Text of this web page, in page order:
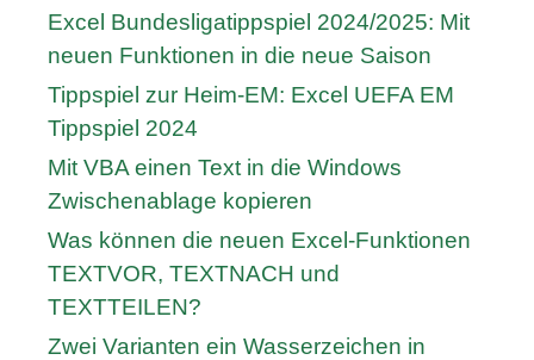
Excel Bundesligatippspiel 2024/2025: Mit
neuen Funktionen in die neue Saison
Tippspiel zur Heim-EM: Excel UEFA EM
Tippspiel 2024
Mit VBA einen Text in die Windows
Zwischenablage kopieren
Was können die neuen Excel-Funktionen
TEXTVOR, TEXTNACH und
TEXTTEILEN?
Zwei Varianten ein Wasserzeichen in